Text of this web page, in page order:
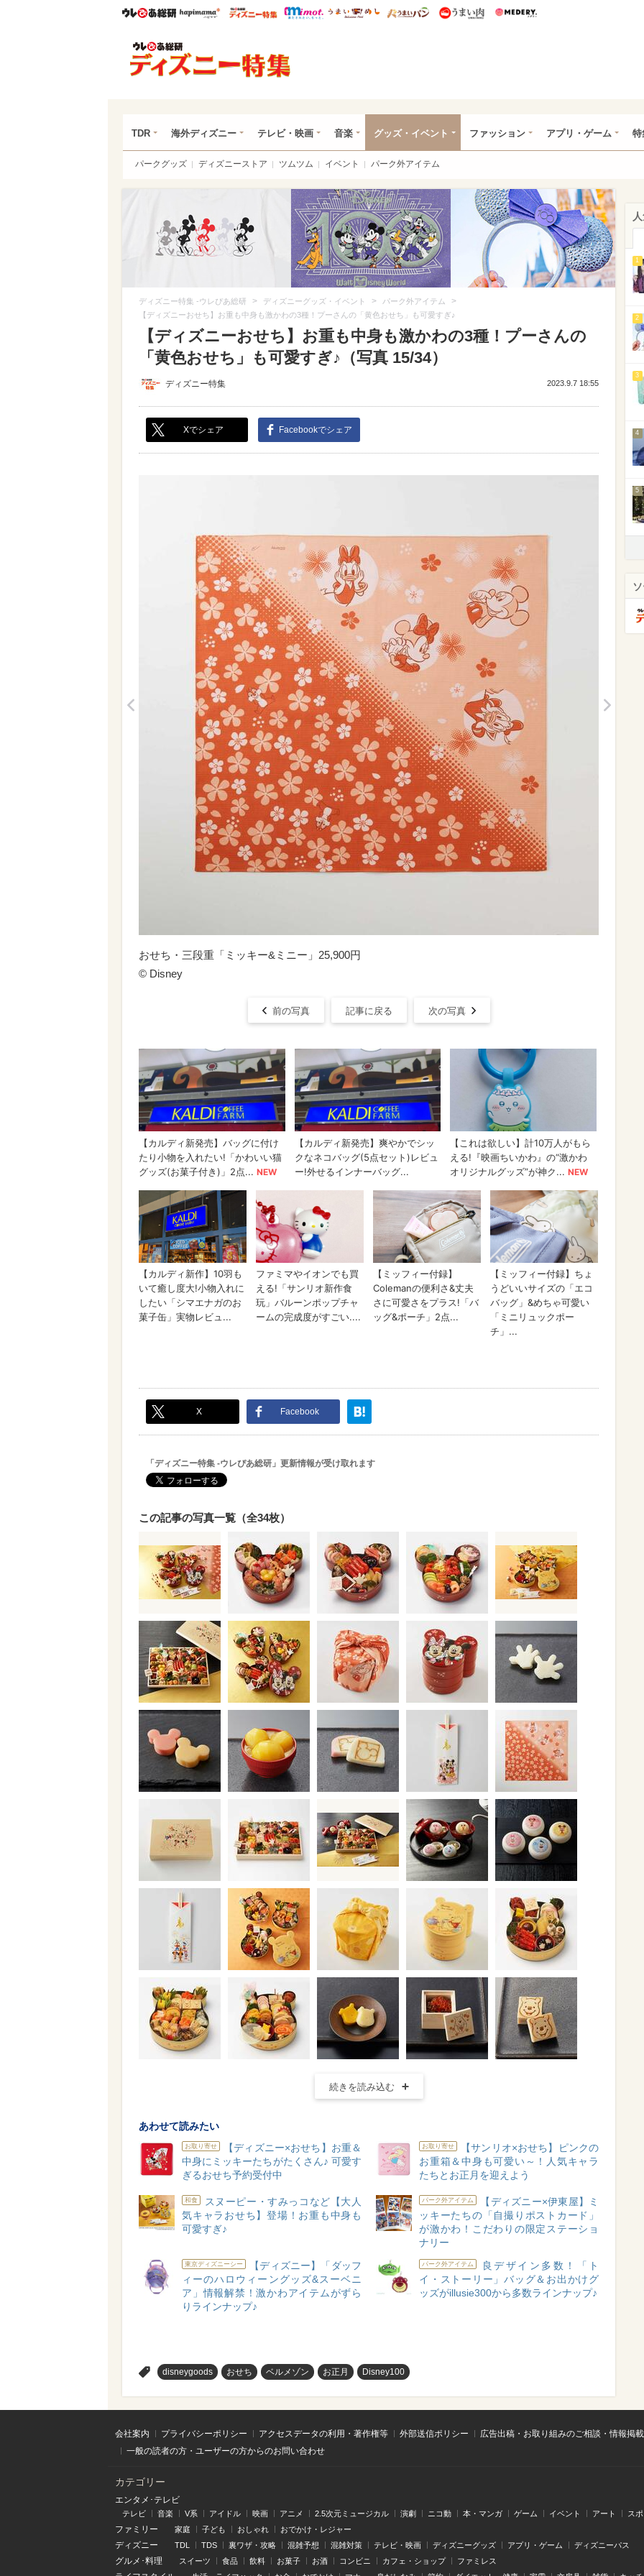
ウレぴあ総研ハピママ* ウレぴあ総研 ディズニー特集
mimot. うまいめし うまいパン うまい肉
TDR 海外ディズニー テレビ・映画 音楽 グッズ・イベント ファッション アプリ・ゲーム 特
パークグッズ ディズニーストア ツムツム イベント パーク外アイテム
ディズニー特集 -ウレぴあ総研 > ディズニーグッズ・イベント > パーク外アイテム >
【ディズニーおせち】お重も中身も激かわの3種！プーさんの「黄色おせち」も可愛すぎ♪
【ディズニーおせち】お重も中身も激かわの3種！プーさんの
「黄色おせち」も可愛すぎ♪（写真 15/34）
ディズニー特集 2023.9.7 18:55
Xでシェア Facebookでシェア
おせち・三段重「ミッキー&ミニー」25,900円
© Disney
前の写真 記事に戻る 次の写真
X Facebook
「ディズニー特集 -ウレぴあ総研」更新情報が受け取れます
この記事の写真一覧（全34枚）
続きを読み込む
あわせて読みたい
お取り寄せ
【ディズニー×おせち】お重＆
中身にミッキーたちがたくさん♪ 可愛す
ぎるおせち予約受付中
お取り寄せ
【サンリオ×おせち】ピンクの
お重箱＆中身も可愛い～！人気キャラ
たちとお正月を迎えよう
和食
スヌーピー・すみっコなど【大人
気キャラおせち】登場！お重も中身も
可愛すぎ♪
パーク外アイテム
【ディズニー×伊東屋】ミ
ッキーたちの「自撮りポストカード」
が激かわ！こだわりの限定ステーショ
ナリー
東京ディズニーシー
【ディズニー】「ダッフ
ィーのハロウィーングッズ&スーベニ
ア」情報解禁！激かわアイテムがずら
りラインナップ♪
パーク外アイテム
良デザイン多数！「ト
イ・ストーリー」バッグ＆お出かけグ
ッズがillusie300から多数ラインナップ♪
disneygoods おせち ベルメゾン お正月 Disney100
1
2
3
4
5
会社案内 プライバシーポリシー アクセスデータの利用・著作権等 外部送信ポリシー
広告出稿・お取り組みのご相談・情報掲
一般の読者の方・ユーザーの方からのお問い合わせ
カテゴリー
エンタメ･テレビ
テレビ 音楽 V系 アイドル 映画 アニメ 2.5次元ミュージカル 演劇 ニコ動 本・マンガ ゲーム イベント アート ス
ファミリー 家庭 子ども おしゃれ おでかけ・レジャー
ディズニー TDL TDS 裏ワザ・攻略 混雑予想 混雑対策 テレビ・映画 ディズニーグッズ アプリ・ゲーム ディズニーパス
グルメ･料理 スイーツ 食品 飲料 お菓子 お酒 コンビニ カフェ・ショップ ファミレス